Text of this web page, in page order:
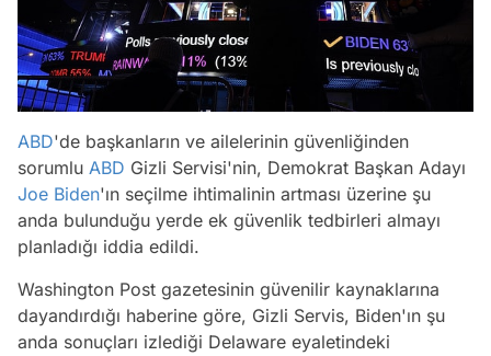
ABD'de başkanların ve ailelerinin güvenliğinden
sorumlu ABD Gizli Servisi'nin, Demokrat Başkan Adayı
Joe Biden'ın seçilme ihtimalinin artması üzerine şu
anda bulunduğu yerde ek güvenlik tedbirleri almayı
planladığı iddia edildi.
Washington Post gazetesinin güvenilir kaynaklarına
dayandırdığı haberine göre, Gizli Servis, Biden'ın şu
anda sonuçları izlediği Delaware eyaletindeki